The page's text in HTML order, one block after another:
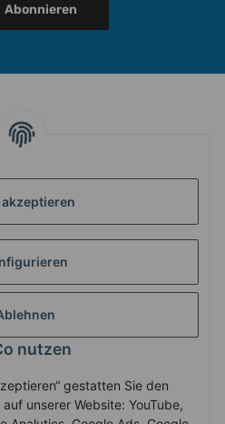
akzeptieren
nutzen
gestatten Sie den
unserer Website: YouTube,
Abonnieren
INFORMATIONEN
& VERSAND
widerrufen